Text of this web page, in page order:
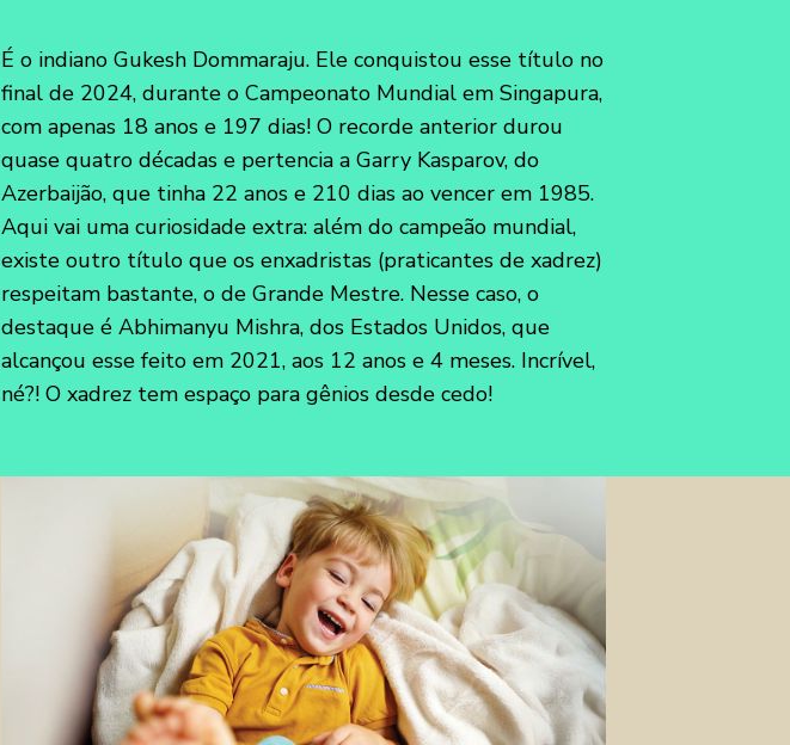
É o indiano Gukesh Dommaraju. Ele conquistou esse título no
final de 2024, durante o Campeonato Mundial em Singapura,
com apenas 18 anos e 197 dias! O recorde anterior durou
quase quatro décadas e pertencia a Garry Kasparov, do
Azerbaijão, que tinha 22 anos e 210 dias ao vencer em 1985.
Aqui vai uma curiosidade extra: além do campeão mundial,
existe outro título que os enxadristas (praticantes de xadrez)
respeitam bastante, o de Grande Mestre. Nesse caso, o
destaque é Abhimanyu Mishra, dos Estados Unidos, que
alcançou esse feito em 2021, aos 12 anos e 4 meses. Incrível,
né?! O xadrez tem espaço para gênios desde cedo!